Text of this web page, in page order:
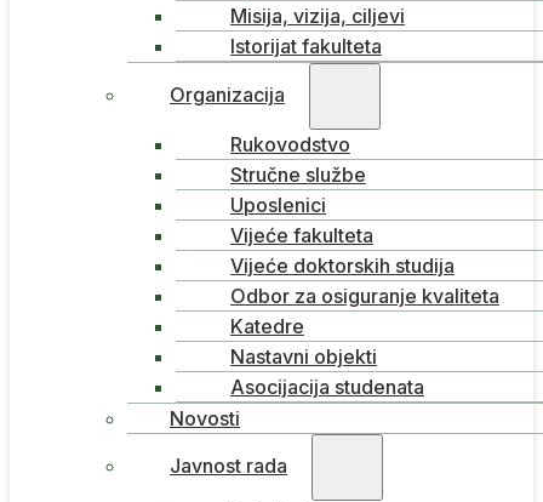
Misija, vizija, ciljevi
Istorijat fakulteta
Organizacija
Rukovodstvo
Stručne službe
Uposlenici
Vijeće fakulteta
Vijeće doktorskih studija
Odbor za osiguranje kvaliteta
Katedre
Nastavni objekti
Asocijacija studenata
Novosti
Javnost rada